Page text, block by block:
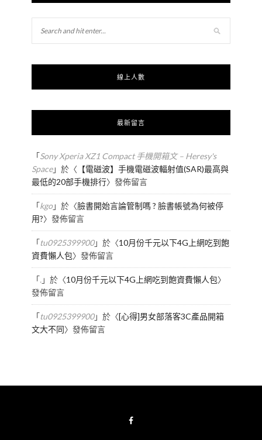
線上人數
最新留言
「Sony Xperia XZ1 Compact 手機開箱文 – Heresy's
Space」於〈 【電磁波】手機電磁波輻射值(SAR)最高與
最低的20部手機排行〉發佈留言
「kgo」於〈臉書開始言論管制嗎 ? 臉書帳號為何被停
用?〉發佈留言
「tu0925399900」於〈10月份千元以下4G上網吃到飽
資費懶人包〉發佈留言
「.」於〈10月份千元以下4G上網吃到飽資費懶人包〉
發佈留言
「tu0925399900」於〈[心得]男女部落客3C產品開箱
文大不同〉發佈留言